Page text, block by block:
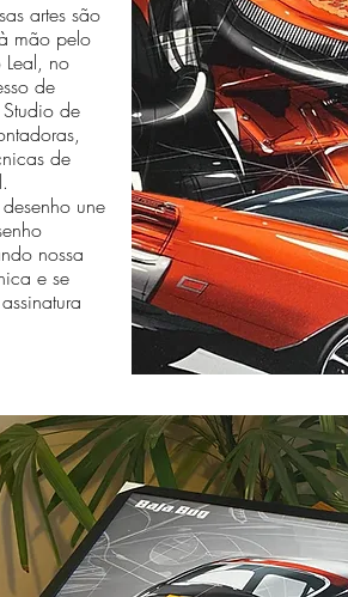
artes são
mão pelo
Leal, no
de
de
de
une
nossa
e se